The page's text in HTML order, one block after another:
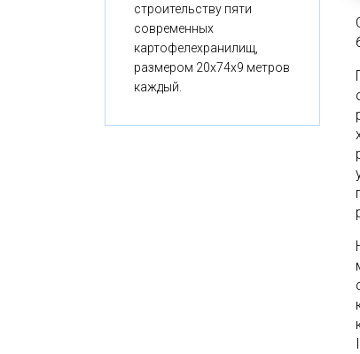
строительству пяти
современных
картофелехранилищ,
размером 20x74x9 метров
каждый.